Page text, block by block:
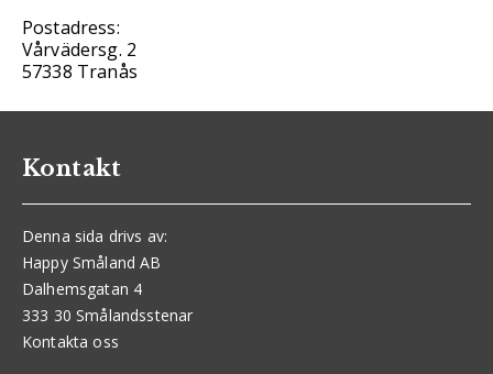
Postadress:
Vårvädersg. 2
57338 Tranås
Kontakt
Denna sida drivs av:
Happy Småland AB
Dalhemsgatan 4
333 30 Smålandsstenar
Kontakta oss